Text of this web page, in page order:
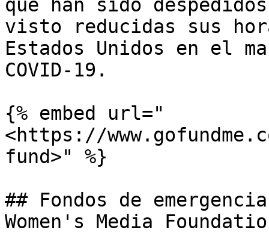
que han sido
visto reducidas sus
Estados Unidos en el
COVID-19.
{% embed url="
<https://
fund>" %}
## Fondos de
Women's Media